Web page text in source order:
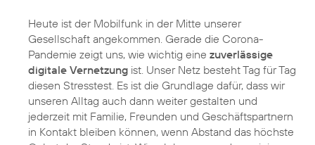
Heute ist der Mobilfunk in der Mitte unserer
Gesellschaft angekommen. Gerade die Corona-
Pandemie zeigt uns, wie wichtig eine zuverlässige
digitale Vernetzung ist. Unser Netz besteht Tag für Tag
diesen Stresstest. Es ist die Grundlage dafür, dass wir
unseren Alltag auch dann weiter gestalten und
jederzeit mit Familie, Freunden und Geschäftspartnern
in Kontakt bleiben können, wenn Abstand das höchste